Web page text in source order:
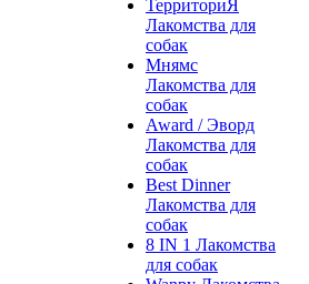
ТерриториЯ
Лакомства для
собак
Мнямс
Лакомства для
собак
Award / Эворд
Лакомства для
собак
Best Dinner
Лакомства для
собак
8 IN 1 Лакомства
для собак